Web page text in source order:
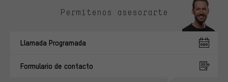
Permítenos asesorarte
Llamada Programada
Formulario de contacto